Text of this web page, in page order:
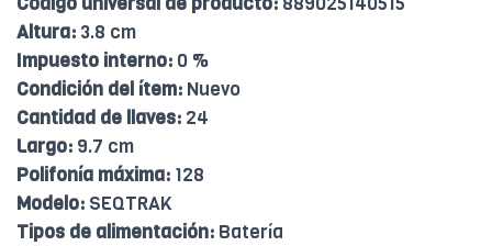
Altura: 3.8 cm
Impuesto interno: 0 %
Condición del ítem: Nuevo
Cantidad de llaves: 24
Largo: 9.7 cm
Polifonía máxima: 128
Modelo: SEQTRAK
Tipos de alimentación: Batería